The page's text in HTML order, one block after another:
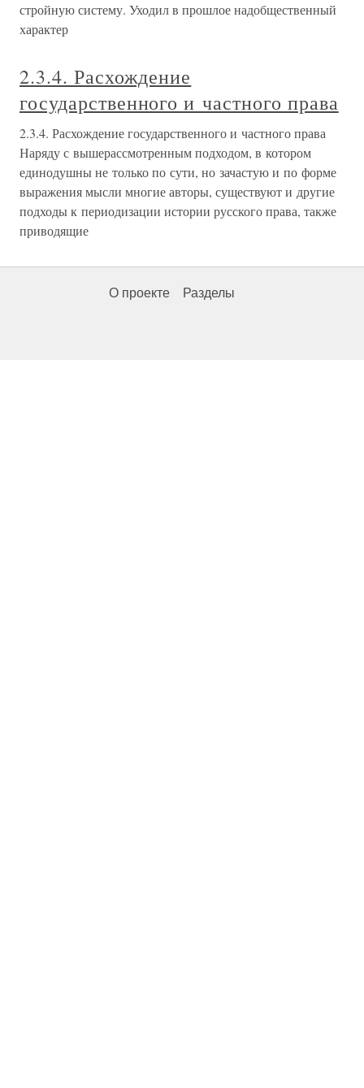
стройную систему. Уходил в прошлое надобщественный
характер
2.3.4. Расхождение
государственного и частного права
2.3.4. Расхождение государственного и частного права
Наряду с вышерассмотренным подходом, в котором
единодушны не только по сути, но зачастую и по форме
выражения мысли многие авторы, существуют и другие
подходы к периодизации истории русского права, также
приводящие
О проекте Разделы